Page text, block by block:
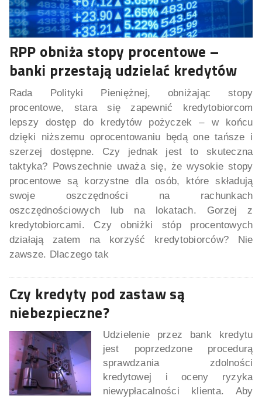
RPP obniża stopy procentowe –
banki przestają udzielać kredytów
Rada Polityki Pieniężnej, obniżając stopy
procentowe, stara się zapewnić kredytobiorcom
lepszy dostęp do kredytów pożyczek – w końcu
dzięki niższemu oprocentowaniu będą one tańsze i
szerzej dostępne. Czy jednak jest to skuteczna
taktyka? Powszechnie uważa się, że wysokie stopy
procentowe są korzystne dla osób, które składują
swoje oszczędności na rachunkach
oszczędnościowych lub na lokatach. Gorzej z
kredytobiorcami. Czy obniżki stóp procentowych
działają zatem na korzyść kredytobiorców? Nie
zawsze. Dlaczego tak
Czy kredyty pod zastaw są
niebezpieczne?
Udzielenie przez bank kredytu
jest poprzedzone procedurą
sprawdzania zdolności
kredytowej i oceny ryzyka
niewypłacalności klienta. Aby